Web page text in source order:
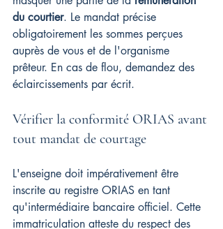
du courtier. Le mandat précise
obligatoirement les sommes perçues
auprès de vous et de l'organisme
prêteur. En cas de flou, demandez des
éclaircissements par écrit.
Vérifier la conformité ORIAS avant
tout mandat de courtage
L'enseigne doit impérativement être
inscrite au registre ORIAS en tant
qu'intermédiaire bancaire officiel. Cette
immatriculation atteste du respect des